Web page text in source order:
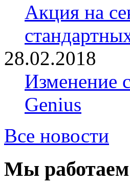
Акция на
28.02.2018
Изменение
Genius
Все новости
Мы работаем